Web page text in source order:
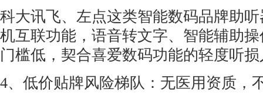
科大讯飞、左点这类智能数码品牌助
机互联功能，语音转文字、智能辅助
门槛低，契合喜爱数码功能的轻度听
4、低价贴牌风险梯队：无医用资质，